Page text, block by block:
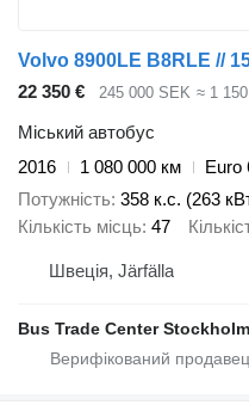
Volvo 8900LE B8RLE //
22 350 €
245 000 SEK ≈ 1
Міський автобус
2016
1 080 000 км
Euro
Потужність 358 к.с. (263
Кількість місць 47
Швеція, Järfälla
Bus Trade Center